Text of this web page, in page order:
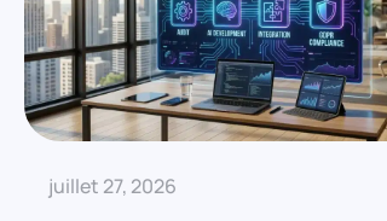
juillet 27, 2026